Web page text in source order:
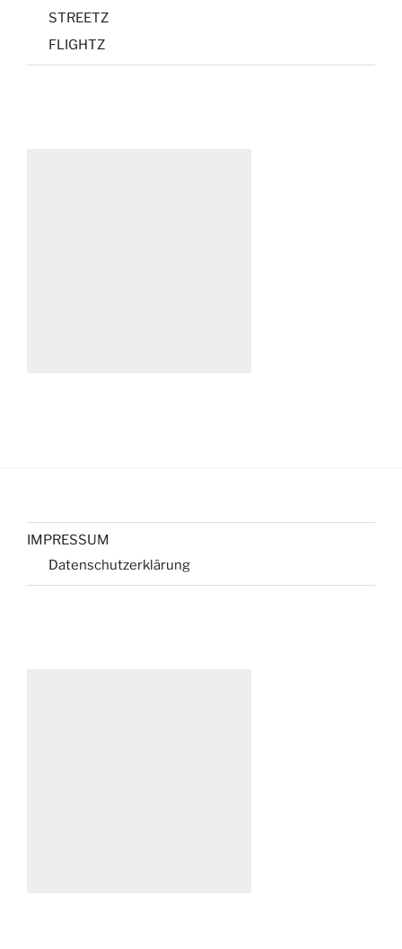
STREETZ
FLIGHTZ
IMPRESSUM
Datenschutzerklärung